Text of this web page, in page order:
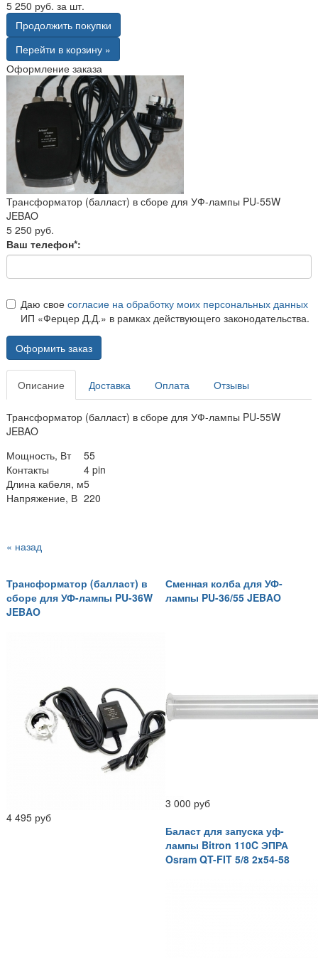
5 250 руб. за шт.
Продолжить покупки
Перейти в корзину »
Оформление заказа
Трансформатор (балласт) в сборе для УФ-лампы PU-55W
JEBAO
5 250 руб.
Ваш телефон*:
Даю свое согласие на обработку моих персональных данных
ИП «Ферцер Д.Д.» в рамках действующего законодательства.
Оформить заказ
Описание Доставка Оплата Отзывы
Трансформатор (балласт) в сборе для УФ-лампы PU-55W
JEBAO
Мощность, Вт
55
Контакты
4 pin
Длина кабеля, м5
Напряжение, В 220
« назад
Трансформатор (балласт) в
сборе для УФ-лампы PU-36W
JEBAO
4 495 руб
Сменная колба для УФ-
лампы PU-36/55 JEBAO
3 000 руб
Баласт для запуска уф-
лампы Bitron 110C ЭПРА
Osram QT-FIT 5/8 2x54-58